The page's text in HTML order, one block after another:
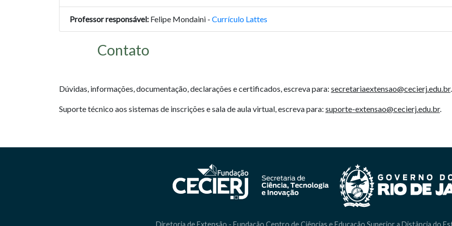
Professor responsável: Felipe Mondaini - Currículo Lattes
Contato
Dúvidas, informações, documentação, declarações e certificados, escreva para: secretariaextensao@cecierj.edu.br.
Suporte técnico aos sistemas de inscrições e sala de aula virtual, escreva para: suporte-extensao@cecierj.edu.br.